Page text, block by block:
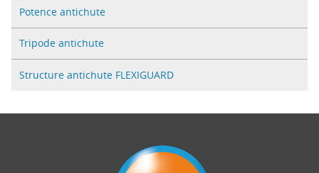
Potence antichute
Tripode antichute
Structure antichute FLEXIGUARD